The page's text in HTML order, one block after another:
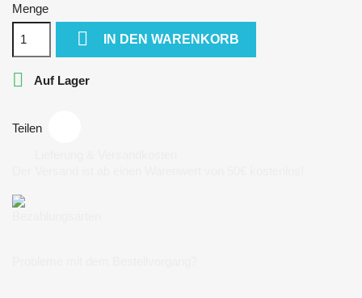
Menge
 IN DEN WARENKORB
 Auf Lager
Teilen